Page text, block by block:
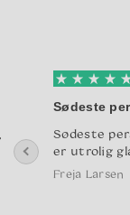
Sødeste
Sødeste
er utrolig
Freja Larsen